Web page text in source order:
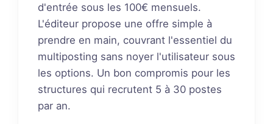
d'entrée sous les 100€ mensuels.
L'éditeur propose une offre simple à
prendre en main, couvrant l'essentiel du
multiposting sans noyer l'utilisateur sous
les options. Un bon compromis pour les
structures qui recrutent 5 à 30 postes
par an.